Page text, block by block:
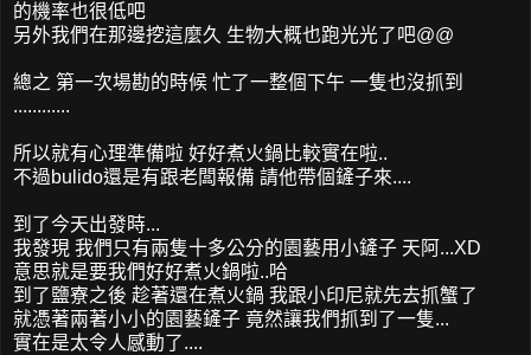
的機率也很低吧
另外我們在那邊挖這麼久 生物大概也跑光光了吧@@
總之 第一次場勘的時候 忙了一整個下午 一隻也沒抓到
............
所以就有心理準備啦 好好煮火鍋比較實在啦..
不過bulido還是有跟老闆報備 請他帶個鏟子來....
到了今天出發時...
我發現 我們只有兩隻十多公分的園藝用小鏟子 天阿...XD
意思就是要我們好好煮火鍋啦..哈
到了鹽寮之後 趁著還在煮火鍋 我跟小印尼就先去抓蟹了
就憑著兩著小小的園藝鏟子 竟然讓我們抓到了一隻...
實在是太令人感動了....